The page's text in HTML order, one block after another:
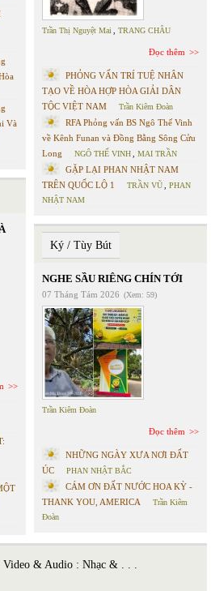
Và
Trần Thị Nguyệt Mai TRANG CHÂU
Đọc thêm
PHỎNG VẤN TRÍ TUỆ NHÂN
TẠO VỀ HÒA HỢP HÒA GIẢI DÂN
TỘC VIỆT NAM
Trần Kiêm Đoàn
RFA Phỏng vấn BS Ngô Thế Vinh
về Kênh Funan và Đồng Bằng Sông Cửu
Long
NGÔ THẾ VINH MAI TRẦN
GẶP LẠI PHAN NHẬT NAM
TRÊN QUỐC LỘ 1
TRẦN VŨ
PHAN
NHẬT NAM
Ký / Tùy Bút
NGHE SẦU RIÊNG CHÍN TỚI
07 Tháng Tám 2026 (Xem: 59)
Trần Kiêm Đoàn
Đọc thêm
NHỮNG NGÀY XƯA NƠI ĐẤT
ÚC
PHAN NHẬT BẮC
CÁM ƠN ĐẤT NƯỚC HOA KỲ -
THANK YOU, AMERICA
Trần Kiêm
Đoàn
Video & Audio : Nhạc & . . .